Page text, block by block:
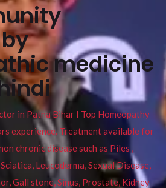
medicine
in Patna Bihar I Top Homeopathy
experience. Treatment available for
chronic disease such as Piles ,
Leucoderma, Sexual Disease,
Gall stone, Sinus, Prostate, Kidney